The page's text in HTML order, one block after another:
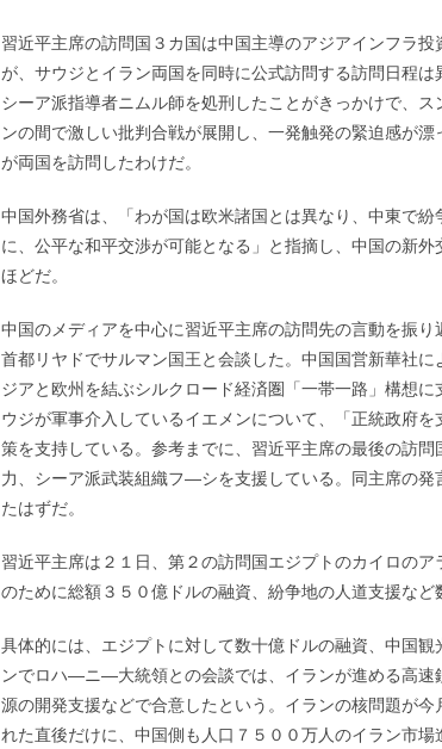
習近平主席の訪問国３カ国は中国主導のアジアインフラ
が、サウジとイラン両国を同時に公式訪問する訪問日程
シーア派指導者ニムル師を処刑したことがきっかけで、
ンの間で激しい批判合戦が展開し、一発触発の緊迫感が
が両国を訪問したわけだ。
中国外務省は、「わが国は欧米諸国とは異なり、中東で
に、公平な和平交渉が可能となる」と指摘し、中国の新
ほどだ。
中国のメディアを中心に習近平主席の訪問先の言動を振
首都リヤドでサルマン国王と会談した。中国国営新華社
ジアと欧州を結ぶシルクロード経済圏「一帯一路」構想
ウジが軍事介入しているイエメンについて、「正統政府
策を支持している。参考までに、習近平主席の最後の訪
力、シーア派武装組織フ―シを支援している。同主席の発
たはずだ。
習近平主席は２１日、第２の訪問国エジプトのカイロの
のために総額３５０億ドルの融資、紛争地の人道支援など
具体的には、エジプトに対して数十億ドルの融資、中国
ンでロハ―ニ―大統領との会談では、イランが進める高速
源の開発支援などで合意したという。イランの核問題が
れた直後だけに、中国側も人口７５００万人のイラン市場